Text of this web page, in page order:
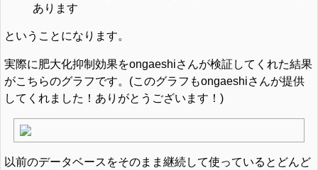
あります
ということになります。
実際に肥大化抑制効果をongaeshiさんが検証してくれた結果
がこちらのグラフです。(このグラフもongaeshiさんが提供
してくれました！ありがとうございます！)
以前のデータベースをそのまま継続して使っているとどんど